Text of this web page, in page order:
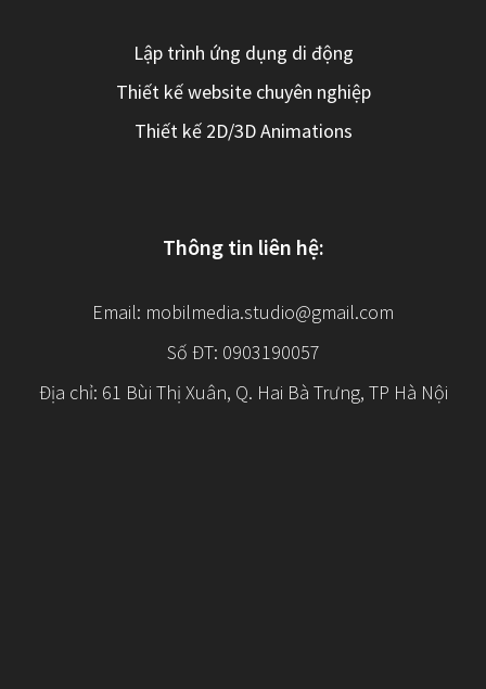
Lập trình ứng dụng di động
Thiết kế website chuyên nghiệp
Thiết kế 2D/3D Animations
Thông tin liên hệ:
Email: mobilmedia.studio@gmail.com
Số ĐT: 0903190057
Địa chỉ: 61 Bùi Thị Xuân, Q. Hai Bà Trưng, TP Hà Nội